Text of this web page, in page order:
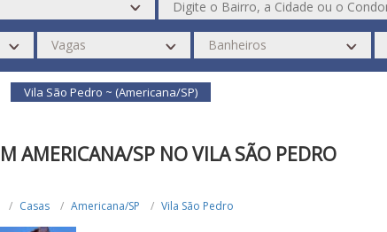
Vila São Pedro ~ (Americana/SP)
AMERICANA/SP NO VILA SÃO PEDRO
Casas Americana/SP Vila São Pedro